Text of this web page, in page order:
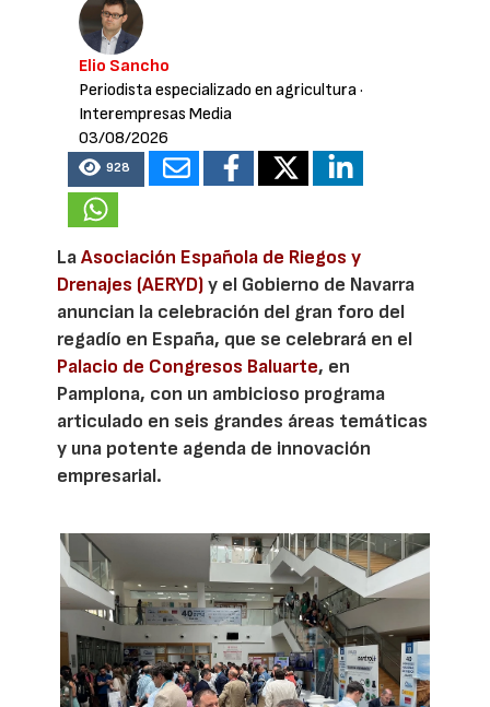
Elio Sancho
Periodista especializado en agricultura·
Interempresas Media
03/08/2026
928
LaAsociación Española de Riegos y
Drenajes (AERYD)y el Gobierno de Navarra
anuncian la celebración del gran foro del
regadío en España, que se celebrará en el
Palacio de Congresos Baluarte, en
Pamplona, con un ambicioso programa
articulado en seis grandes áreas temáticas
y una potente agenda de innovación
empresarial.